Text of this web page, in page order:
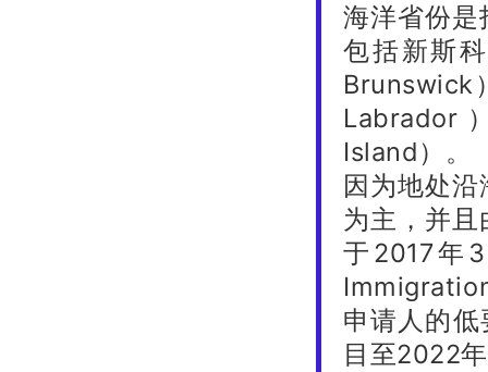
海洋省份
包括新斯
Brunswick
Labrador
Island）。
因为地处
为主，并
于2017年
申请人的
目至2022